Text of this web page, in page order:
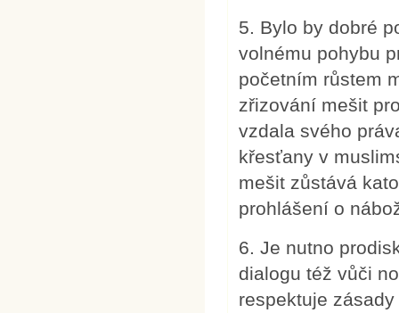
5. Bylo by dobré
volnému pohybu
početním růstem
zřizování mešit
vzdala svého
křesťany v
mešit zůstává
prohlášení o
6. Je nutno
dialogu též vůči
respektuje